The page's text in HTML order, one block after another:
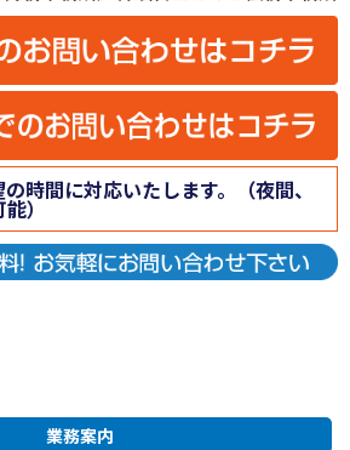
時間に対応いたします。（夜間、
）
業務案内